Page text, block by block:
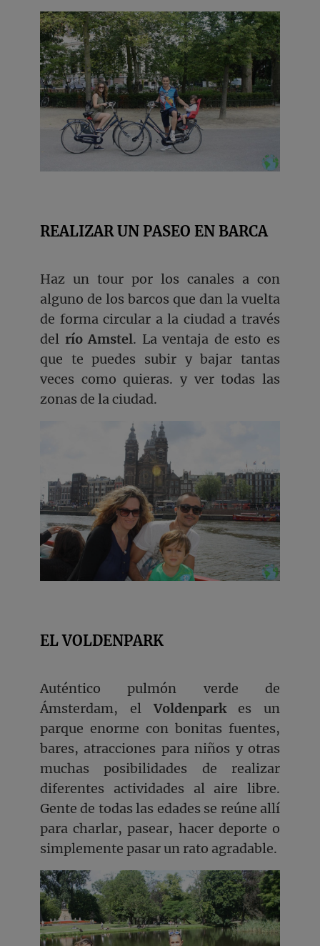
REALIZAR UN PASEO EN BARCA
Haz un tour por los canales a con
alguno de los barcos que dan la vuelta
de forma circular a la ciudad a través
del río Amstel. La ventaja de esto es
que te puedes subir y bajar tantas
veces como quieras. y ver todas las
zonas de la ciudad.
EL VOLDENPARK
Auténtico pulmón verde de
Ámsterdam, elVoldenparkes un
parque enorme con bonitas fuentes,
bares, atracciones para niños y otras
muchas posibilidades de realizar
diferentes actividades al aire libre.
Gente de todas las edades se reúne allí
para charlar, pasear, hacer deporte o
simplemente pasar un rato agradable.